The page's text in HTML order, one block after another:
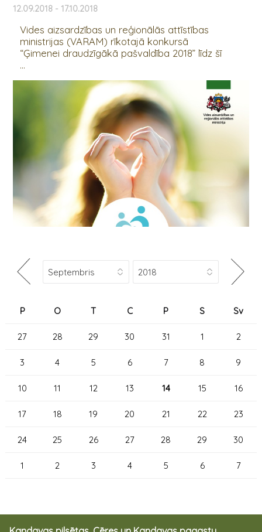
12.09.2018 - 17.10.2018
Vides aizsardzības un reģionālās attīstības
ministrijas (VARAM) rīkotajā konkursā
“Ģimenei draudzīgākā pašvaldība 2018” līdz šī
...
P O T C P S Sv
27 28 29 30 31 1 2
3 4 5 6 7 8 9
10 11 12 13 14 15 16
17 18 19 20 21 22 23
24 25 26 27 28 29 30
1 2 3 4 5 6 7